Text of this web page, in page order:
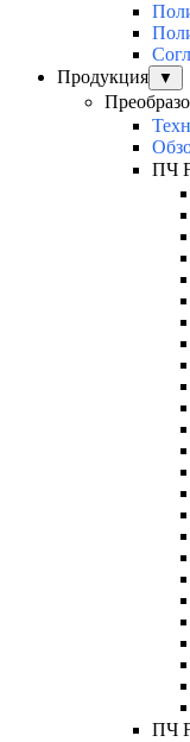
Продукция
▼
ПЧ
ПЧ